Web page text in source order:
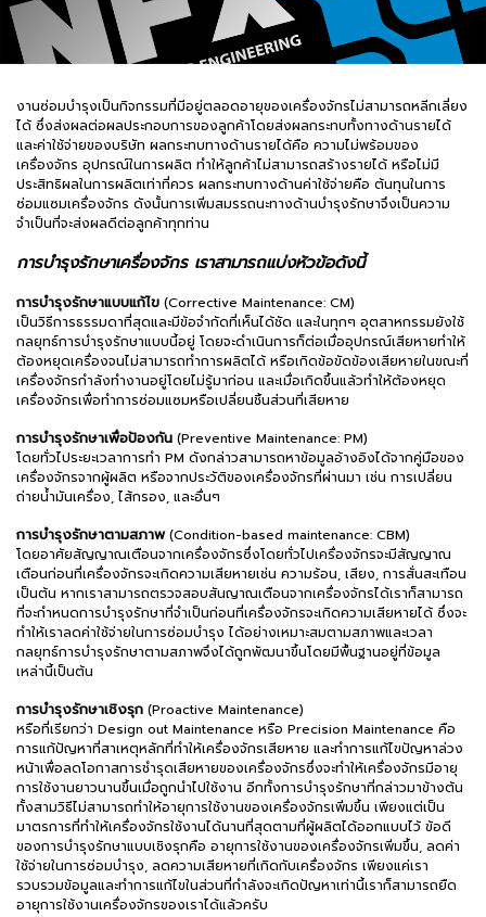
งานซ่อมบำรุงเป็นกิจกรรมที่มีอยู่ตลอดอายุของเครื่องจักรไม่สามารถหลีกเลี่ยง
ได้ ซึ่งส่งผลต่อผลประกอบการของลูกค้าโดยส่งผลกระทบทั้งทางด้านรายได้
และค่าใช้จ่ายของบริษัท ผลกระทบทางด้านรายได้คือ ความไม่พร้อมของ
เครื่องจักร อุปกรณ์ในการผลิต ทำให้ลูกค้าไม่สามารถสร้างรายได้ หรือไม่มี
ประสิทธิผลในการผลิตเท่าที่ควร ผลกระทบทางด้านค่าใช้จ่ายคือ ต้นทุนในการ
ซ่อมแซมเครื่องจักร ดังนั้นการเพิ่มสมรรถนะทางด้านบำรุงรักษาจึงเป็นความ
จำเป็นที่จะส่งผลดีต่อลูกค้าทุกท่าน
การบำรุงรักษาเครื่องจักร เราสามารถแบ่งหัวข้อดังนี้
การบำรุงรักษาแบบแก้ไข (Corrective Maintenance: CM)
เป็นวิธีการธรรมดาที่สุดและมีข้อจำกัดที่เห็นได้ชัด และในทุกๆ อุตสาหกรรมยังใช้
กลยุทธ์การบำรุงรักษาแบบนี้อยู่ โดยจะดำเนินการก็ต่อเมื่ออุปกรณ์เสียหายทำให้
ต้องหยุดเครื่องจนไม่สามารถทำการผลิตได้ หรือเกิดข้อขัดข้องเสียหายในขณะที่
เครื่องจักรกำลังทำงานอยู่โดยไม่รู้มาก่อน และเมื่อเกิดขึ้นแล้วทำให้ต้องหยุด
เครื่องจักรเพื่อทำการซ่อมแซมหรือเปลี่ยนชิ้นส่วนที่เสียหาย
การบำรุงรักษาเพื่อป้องกัน (Preventive Maintenance: PM)
โดยทั่วไประยะเวลาการทำ PM ดังกล่าวสามารถหาข้อมูลอ้างอิงได้จากคู่มือของ
เครื่องจักรจากผู้ผลิต หรือจากประวัติของเครื่องจักรที่ผ่านมา เช่น การเปลี่ยน
ถ่ายน้ำมันเครื่อง, ไส้กรอง, และอื่นๆ
การบำรุงรักษาตามสภาพ(Condition-based maintenance: CBM)
โดยอาศัยสัญญาณเตือนจากเครื่องจักรซึ่งโดยทั่วไปเครื่องจักรจะมีสัญญาณ
เตือนก่อนที่เครื่องจักรจะเกิดความเสียหายเช่น ความร้อน, เสียง, การสั่นสะเทือน
เป็นต้น หากเราสามารถตรวจสอบสันญาณเตือนจากเครื่องจักรได้เราก็สามารถ
ที่จะกำหนดการบำรุงรักษาที่จำเป็นก่อนที่เครื่องจักรจะเกิดความเสียหายได้ ซึ่งจะ
ทำให้เราลดค่าใช้จ่ายในการซ่อมบำรุง ได้อย่างเหมาะสมตามสภาพและเวลา
กลยุทธ์การบำรุงรักษาตามสภาพจึงได้ถูกพัฒนาขึ้นโดยมีพื้นฐานอยู่ที่ข้อมูล
เหล่านี้เป็นต้น
การบำรุงรักษาเชิงรุก (Proactive Maintenance)
หรือที่เรียกว่า Design out Maintenance หรือ Precision Maintenance คือ
การแก้ปัญหาที่สาเหตุหลักที่ทำให้เครื่องจักรเสียหาย และทำการแก้ไขปัญหาล่วง
หน้าเพื่อลดโอกาสการชำรุดเสียหายของเครื่องจักรซึ่งจะทำให้เครื่องจักรมีอายุ
การใช้งานยาวนานขึ้นเมื่อถูกนำไปใช้งาน อีกทั้งการบำรุงรักษาที่กล่าวมาข้างต้น
ทั้งสามวิธีไม่สามารถทำให้อายุการใช้งานของเครื่องจักรเพิ่มขึ้น เพียงแต่เป็น
มาตรการที่ทำให้เครื่องจักรใช้งานได้นานที่สุดตามที่ผู้ผลิตได้ออกแบบไว้ ข้อดี
ของการบำรุงรักษาแบบเชิงรุกคือ อายุการใช้งานของเครื่องจักรเพิ่มขึ้น, ลดค่า
ใช้จ่ายในการซ่อมบำรุง, ลดความเสียหายที่เกิดกับเครื่องจักร เพียงแค่เรา
รวบรวมข้อมูลและทำการแก้ไขในส่วนที่กำลังจะเกิดปัญหาเท่านี้เราก็สามารถยืด
อายุการใช้งานเครื่องจักรของเราได้แล้วครับ